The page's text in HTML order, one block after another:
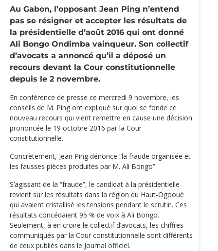
Au Gabon, l’opposant Jean Ping n’entend
pas se résigner et accepter les résultats de
la présidentielle d’août 2016 qui ont donné
Ali Bongo Ondimba vainqueur. Son collectif
d’avocats a annoncé qu’il a déposé un
recours devant la Cour constitutionnelle
depuis le 2 novembre.
En conférence de presse ce mercredi 9 novembre, les
conseils de M. Ping ont expliqué sur quoi se fonde ce
nouveau recours qui vient remettre en cause une décision
prononcée le 19 octobre 2016 par la Cour
constitutionnelle.
Concrètement, Jean Ping dénonce “la fraude organisée et
les fausses pièces produites par M. Ali Bongo”.
S’agissant de la “fraude”, le candidat à la présidentielle
revient sur les résultats dans la région du Haut-Ogooué
qui avaient cristallisé les tensions pendant le scrutin. Ces
résultats concédaient 95 % de voix à Ali Bongo.
Seulement, à en croire le collectif d’avocats, les chiffres
communiqués par la Cour constitutionnelle sont différents
de ceux publiés dans le Journal officiel.